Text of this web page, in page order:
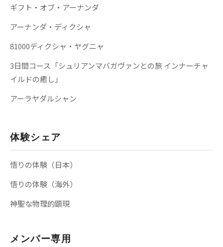
ギフト・オブ・アーナンダ
アーナンダ・ディクシャ
81000ディクシャ・ヤグニャ
3日間コース「シュリアンマバガヴァンとの旅 インナーチャ
イルドの癒し」
アーラヤダルシャン
体験シェア
悟りの体験（日本）
悟りの体験（海外）
神聖な物理的顕現
メンバー専用